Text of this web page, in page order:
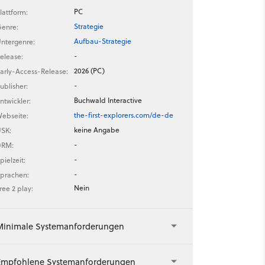
PC
Strategie
Aufbau-Strategie
-
Access-Release:
2026 (PC)
-
Buchwald Interactive
the-first-explorers.com/de-de
keine Angabe
-
-
-
2 play:
Nein
Systemanforderungen
Systemanforderungen